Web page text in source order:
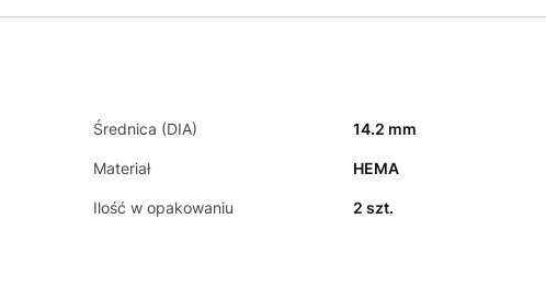
Średnica (DIA) 14.2 mm
Materiał HEMA
Ilość w opakowaniu 2 szt.